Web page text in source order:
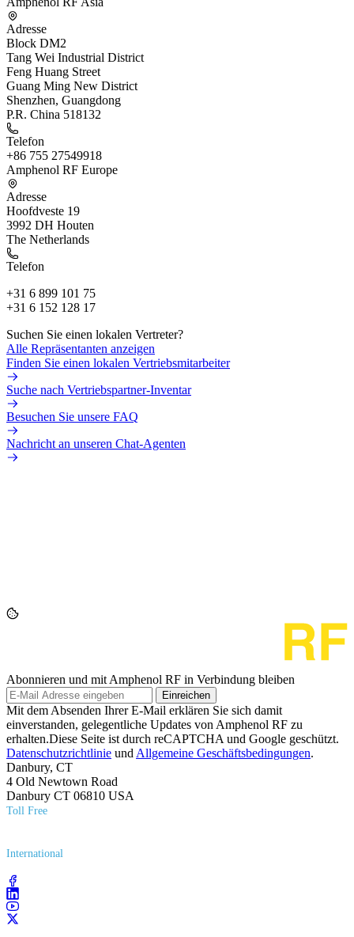
Adresse
Block DM2
Tang Wei Industrial District
Feng Huang Street
Guang Ming New District
Shenzhen, Guangdong
P.R. China 518132
Telefon
+86 755 27549918
Amphenol RF Europe
Adresse
Hoofdveste 19
3992 DH Houten
The Netherlands
Telefon
+31 6 899 101 75
+31 6 152 128 17
Suchen Sie einen lokalen Vertreter?
Alle Repräsentanten anzeigen
Finden Sie einen lokalen Vertriebsmitarbeiter
Suche nach Vertriebspartner-Inventar
Besuchen Sie unsere FAQ
Nachricht an unseren Chat-Agenten
Abonnieren und mit Amphenol RF in Verbindung bleiben
Einreichen
Mit dem Absenden Ihrer E-Mail erklären Sie sich damit
einverstanden, gelegentliche Updates von Amphenol RF zu
erhalten.Diese Seite ist durch reCAPTCHA und Google geschützt.
Datenschutzrichtlinie und Allgemeine Geschäftsbedingungen.
Danbury, CT
4 Old Newtown Road
Danbury CT 06810 USA
Toll Free
International